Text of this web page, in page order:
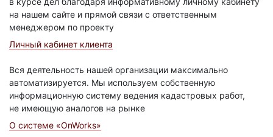
на нашем сайте и прямой связи с ответственным
менеджером по проекту
Личный кабинет клиента
Вся деятельность нашей организации максимально
автоматизируется. Мы используем собственную
информационную систему ведения кадастровых работ,
не имеющую аналогов на рынке
О системе «OnWorks»